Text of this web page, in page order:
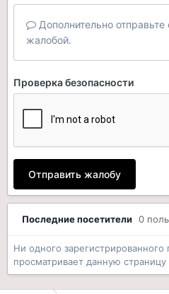
Дополнительно
жалобой.
Проверка безопасности
Отправить жалобу
Последние посетители 0
Ни одного зарегистрированного
просматривает данную страницу